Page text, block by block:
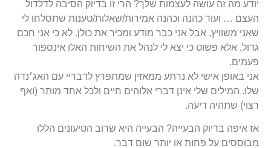
יודע מה זה עושה לעצמות שלך? הרי זו בדיוק הסיבה לדלדול
העצם … ועוד כהנה וכהנה אמירות/שאלות/טענות שתסלחו לי
שאני משוויץ, אבל אני כבר מודע ומכיר את כולן. לא כי אני חכם
גדול, אלא פשוט כי יצא לי לנהל את השיחות האלו אינספור
פעמים.
אני באופן אישי לא נרתע ממאזין שמתפרץ לדבריי עם האג׳נדה
שלו. המילים שלי אינן דברי אלוהים חיים ולכל אחד מותר (ואף
רצוי) שתהיה דיעה.
אז איפה בדיוק הבעייה? הבעייה היא שרוב הטיעונים הללו
מבוססים על פחות או יותר שום דבר.